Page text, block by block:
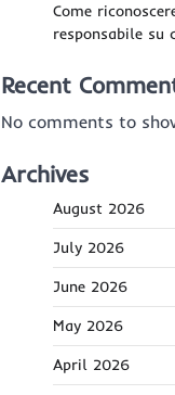
Come
responsabile su
Recent
No comments to
Archives
August 2026
July 2026
June 2026
May 2026
April 2026